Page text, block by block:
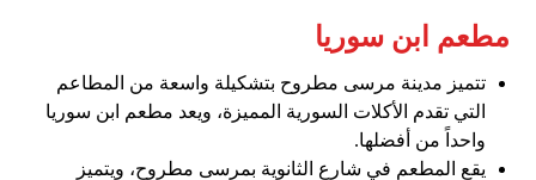
مطعم ابن سوريا
تتميز مدينة مرسى مطروح بتشكيلة واسعة من المطاعم
التي تقدم الأكلات السورية المميزة، ويعد مطعم ابن سوريا
واحداً من أفضلها.
يقع المطعم في شارع الثانوية بمرسى مطروح، ويتميز